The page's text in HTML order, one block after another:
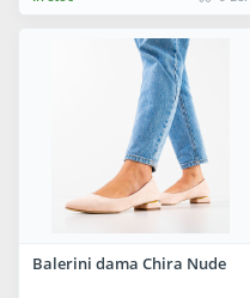
Balerini dama Chira Nude